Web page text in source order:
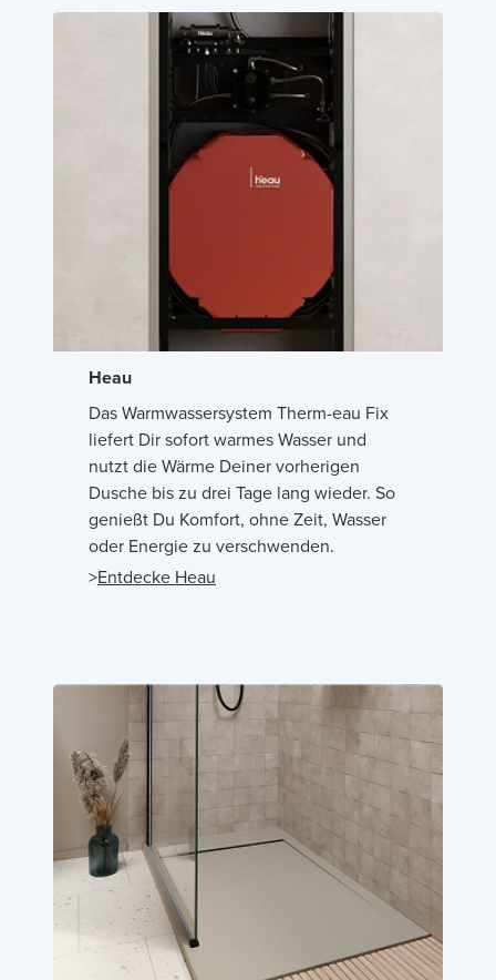
Heau
Das Warmwassersystem Therm-eau Fix
liefert Dir sofort warmes Wasser und
nutzt die Wärme Deiner vorherigen
Dusche bis zu drei Tage lang wieder. So
genießt Du Komfort, ohne Zeit, Wasser
oder Energie zu verschwenden.
>Entdecke Heau